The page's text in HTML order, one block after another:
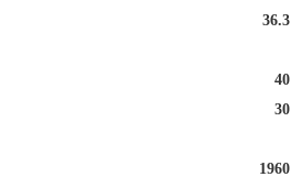
36.3
40
30
1960